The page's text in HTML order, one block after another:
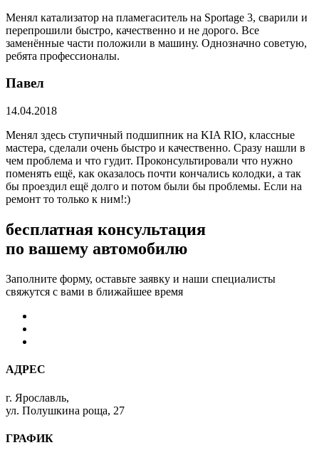
Менял катализатор на пламегаситель на Sportage 3, сварили и
перепрошили быстро, качественно и не дорого. Все
заменённые части положили в машину. Однозначно советую,
ребята профессионалы.
Павел
14.04.2018
Менял здесь ступичный подшипник на KIA RIO, классные
мастера, сделали очень быстро и качественно. Сразу нашли в
чем проблема и что гудит. Проконсультировали что нужно
поменять ещё, как оказалось почти кончались колодки, а так
бы проездил ещё долго и потом были бы проблемы. Если на
ремонт то только к ним!:)
бесплатная консультация
по вашему автомобилю
Заполните форму, оставьте заявку и наши специалисты
свяжутся с вами в ближайшее время
АДРЕС
г. Ярославль,
ул. Полушкина роща, 27
ГРАФИК